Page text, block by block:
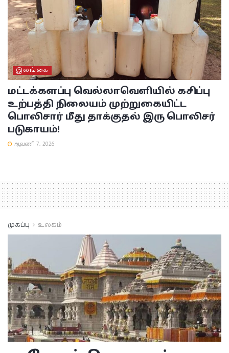
இலங்கை
மட்டக்களப்பு வெல்லாவெளியில் கசிப்பு
உற்பத்தி நிலையம் முற்றுகையிட்ட
பொலிசார் மீது தாக்குதல் இரு பொலிசர்
படுகாயம்!
ஆவணி 7, 2026
முகப்பு உலகம்